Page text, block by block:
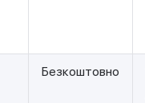
Безкоштовно